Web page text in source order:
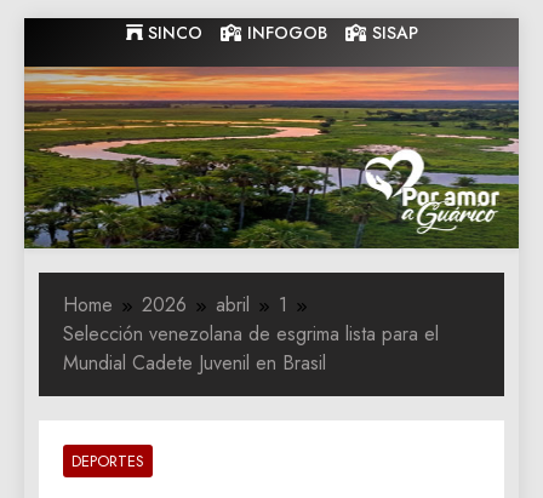
to
content
SINCO INFOGOB SISAP
Gobernacion
de Guarico
Gobernacion de Guarico
Home 2026 abril
1
Selección venezolana de esgrima lista para el
Mundial Cadete Juvenil en Brasil
DEPORTES